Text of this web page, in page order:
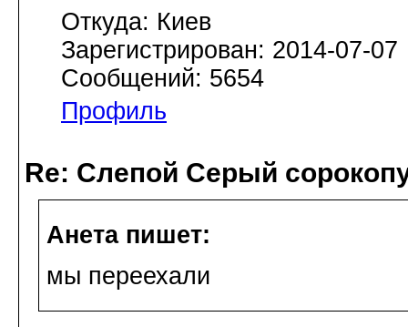
Откуда: Киев
Зарегистрирован: 2014-07-07
Сообщений: 5654
Профиль
Re: Слепой Серый
Анета пишет:
мы переехали